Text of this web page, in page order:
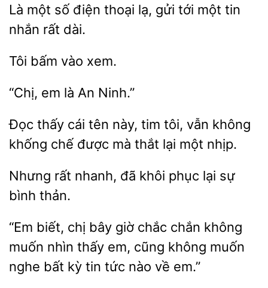
Là một thoại lạ, gửi tới
tin
nhắn rất dài.
vào
là Ninh.”
Đọc thấy cái
này, tim tôi, vẫn không
chế được mà thắt
một nhịp.
Nhưng rất nhanh, đã
lại sự
bình
“Em biết,
bây giờ chắc chắn không
muốn nhìn thấy em, cũng không muốn
nghe
kỳ tin nào về em.”